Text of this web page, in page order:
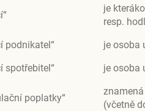
je
resp.
podnikatel“
je osoba
spotřebitel“
je osoba
poplatky“
(včetně